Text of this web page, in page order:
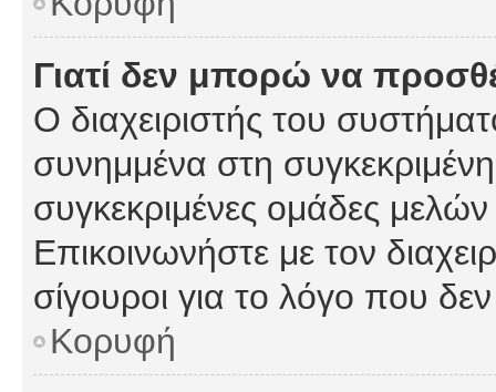
Γιατί δεν μπορώ να
Ο διαχειριστής του
συνημμένα στη
συγκεκριμένες ομάδες
Επικοινωνήστε με τον
σίγουροι για το λόγο που
Κορυφή